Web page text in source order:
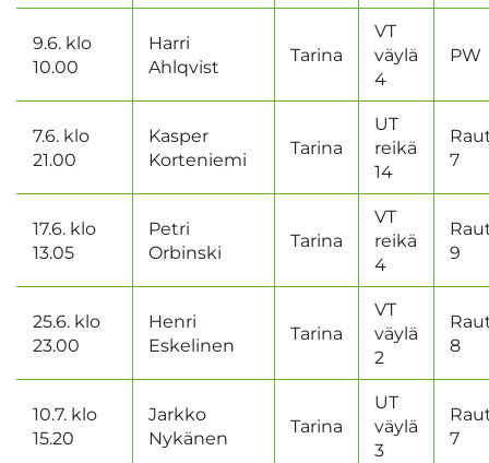
9.6. klo
10.00
Harri
Ahlqvist
Tarina
VT
väylä
4
PW
7.6. klo
21.00
Kasper
Korteniemi
Tarina
UT
reikä
14
7
17.6. klo
13.05
Petri
Orbinski
Tarina
VT
reikä
4
9
25.6. klo
23.00
Henri
Eskelinen
Tarina
VT
väylä
2
8
10.7. klo
15.20
Jarkko
Nykänen
Tarina
UT
väylä
3
7